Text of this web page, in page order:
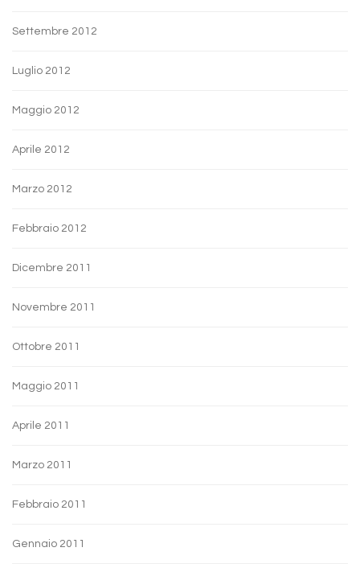
Settembre 2012
Luglio 2012
Maggio 2012
Aprile 2012
Marzo 2012
Febbraio 2012
Dicembre 2011
Novembre 2011
Ottobre 2011
Maggio 2011
Aprile 2011
Marzo 2011
Febbraio 2011
Gennaio 2011